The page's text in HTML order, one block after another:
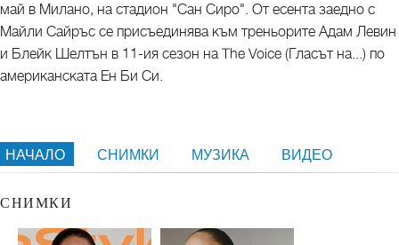
май в Милано, на стадион "Сан Сиро". От есента заедно с
Майли Сайръс се присъединява към треньорите Адам Левин
и Блейк Шелтън в 11-ия сезон на The Voice (Гласът на...) по
американската Ен Би Си.
НАЧАЛО СНИМКИ МУЗИКА ВИДЕО
СНИМКИ